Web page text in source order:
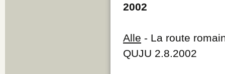
2002
Alle - La route
QUJU 2.8.2002